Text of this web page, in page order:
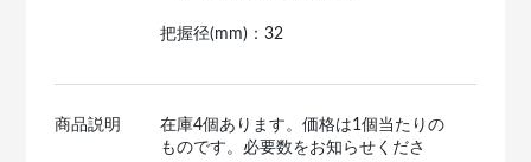
把握径(mm)：32
商品説明
在庫4個あります。価格は1個当たりの
ものです。必要数をお知らせくださ